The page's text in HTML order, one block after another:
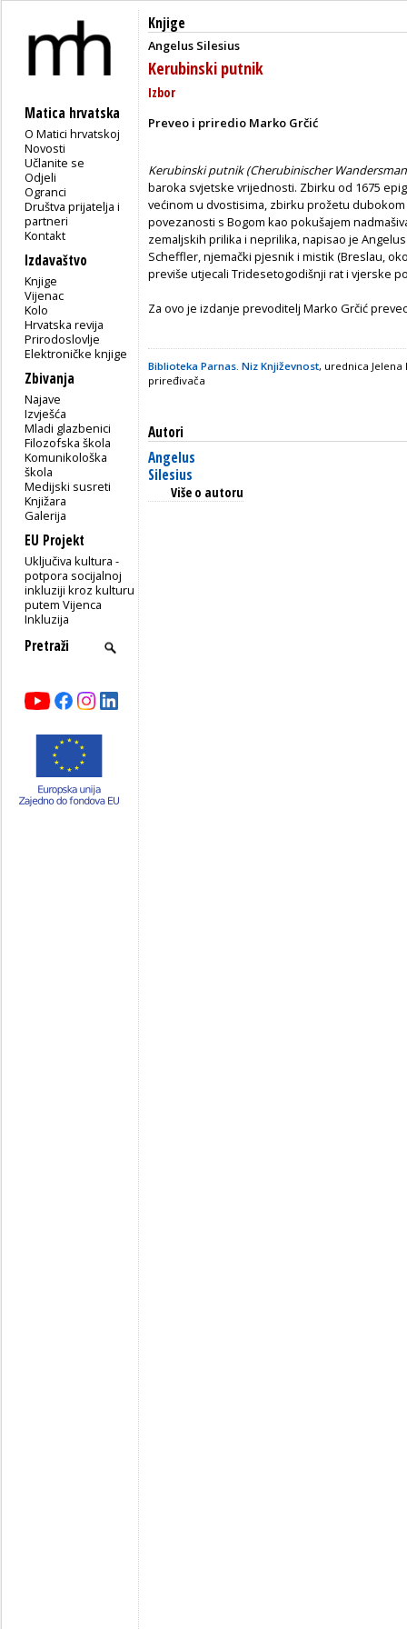
Matica hrvatska
O Matici hrvatskoj
Novosti
Učlanite se
Odjeli
Ogranci
Društva prijatelja i
partneri
Kontakt
Izdavaštvo
Knjige
Vijenac
Kolo
Hrvatska revija
Prirodoslovlje
Elektroničke knjige
Zbivanja
Najave
Izvješća
Mladi glazbenici
Filozofska škola
Komunikološka
škola
Medijski susreti
Knjižara
Galerija
EU Projekt
Uključiva kultura -
potpora socijalnoj
inkluziji kroz kulturu
putem Vijenca
Inkluzija
Knjige
Angelus Silesius
Kerubinski putnik
Izbor
Preveo i priredio Marko Grčić
Kerubinski putnik (Cherubinischer
baroka svjetske vrijednosti. Zbirku od 1675
većinom u dvostisima, zbirku prožetu
povezanosti s Bogom kao pokušajem
zemaljskih prilika i neprilika, napisao je
Scheffler, njemački pjesnik i mistik (Breslau,
previše utjecali Tridesetogodišnji rat i vjerske
Za ovo je izdanje prevoditelj Marko Grčić
Biblioteka Parnas. Niz Književnost, urednica
priređivača
Autori
Angelus
Silesius
Više o autoru